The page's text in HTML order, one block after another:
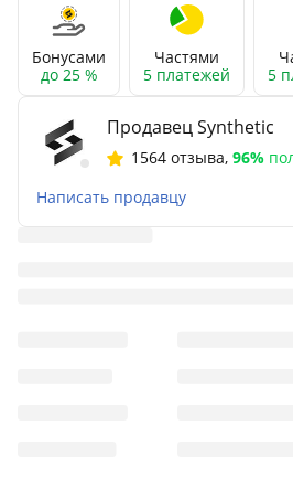
Бонусами
до 25 %
Частями
5 платежей
5
Продавец Synthetic
1564 отзыва, 96%
Написать продавцу